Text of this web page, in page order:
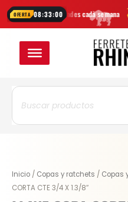
OFERTA 08:32:59
cada semana
Búsqueda
productos
Inicio / Copas y ratchets / Copas
CORTA CTE 3/4 X 1.3/8″